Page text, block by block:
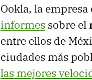
Ookla, la
informes sobre el
entre ellos de
ciudades más
las mejores